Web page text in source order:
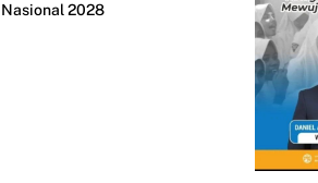
Nasional 2028